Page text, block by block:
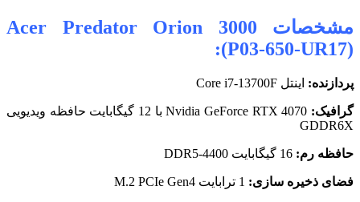
مشخصات Acer Predator Orion 3000
(P03-650-UR17):
پردازنده: اینتل Core i7-13700F
گرافیک:
Nvidia GeForce RTX 4070 با 12 گیگابایت حافظه ویدیویی
GDDR6X
حافظه رم:
فضای ذخیره سازی: